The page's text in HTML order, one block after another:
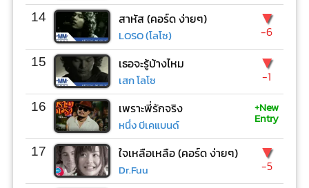
14 สาหัส (คอร์ด ง่ายๆ)
LOSO (โลโซ)
▼
-6
15 เธอจะรู้บ้างไหม
เสก โลโซ
▼
-1
16 เพราะพี่รักจริง
หนึ่ง บีเคแบนด์
+New
Entry
17 ใจเหลือเหลือ (คอร์ด ง่ายๆ)
Dr.Fuu
▼
-5